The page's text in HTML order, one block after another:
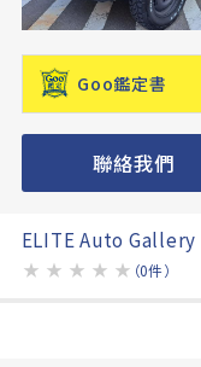
Goo鑑定書
聯絡我們
ELITE Auto Gallery
★ ★ ★ ★ ★ （0件）